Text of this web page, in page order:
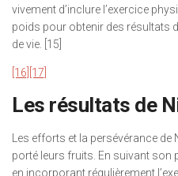
vivement d’inclure l’exercice
poids pour obtenir des résultats
de vie. [15]
[16] [17]
Les résultats de
Les efforts et la persévérance
porté leurs fruits. En suivant son
en incorporant régulièrement